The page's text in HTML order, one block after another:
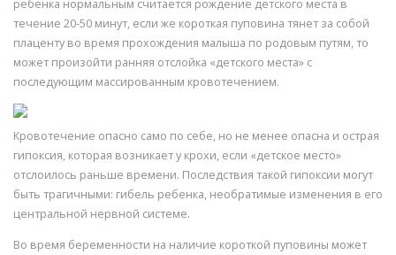
ребенка нормальным считается рождение детского места в
течение 20-50 минут, если же короткая пуповина тянет за собой
плаценту во время прохождения малыша по родовым путям, то
может произойти ранняя отслойка «детского места» с
последующим массированным кровотечением.
Кровотечение опасно само по себе, но не менее опасна и острая
гипоксия, которая возникает у крохи, если «детское место»
отслоилось раньше времени. Последствия такой гипоксии могут
быть трагичными: гибель ребенка, необратимые изменения в его
центральной нервной системе.
Во время беременности на наличие короткой пуповины может